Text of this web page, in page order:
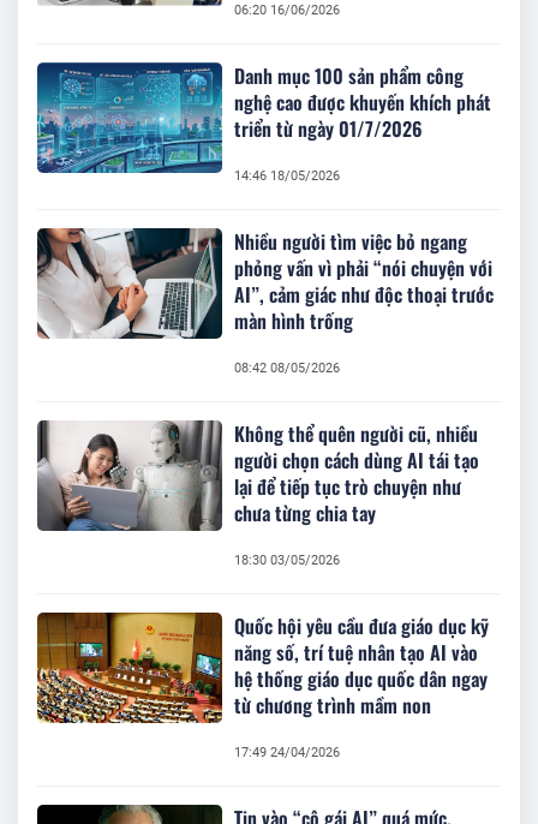
06:20 16/06/2026
Danh mục 100 sản phẩm công
nghệ cao được khuyến khích phát
triển từ ngày 01/7/2026
14:46 18/05/2026
Nhiều người tìm việc bỏ ngang
phỏng vấn vì phải “nói chuyện với
AI”, cảm giác như độc thoại trước
màn hình trống
08:42 08/05/2026
Không thể quên người cũ, nhiều
người chọn cách dùng AI tái tạo
lại để tiếp tục trò chuyện như
chưa từng chia tay
18:30 03/05/2026
Quốc hội yêu cầu đưa giáo dục kỹ
năng số, trí tuệ nhân tạo AI vào
hệ thống giáo dục quốc dân ngay
từ chương trình mầm non
17:49 24/04/2026
Tin vào “cô gái AI” quá mức,